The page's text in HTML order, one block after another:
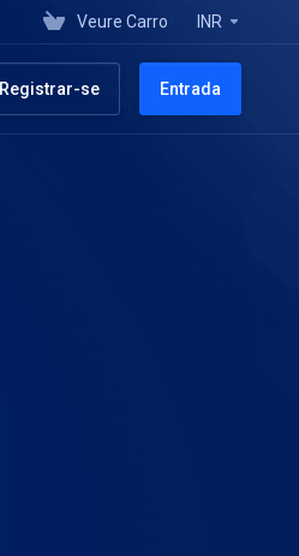
Veure Carro INR
Registrar-se Entrada